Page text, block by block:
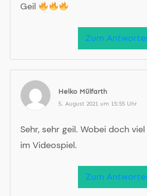
Geil
Zum
Heiko Mülfarth
5. August 2021 um 15:55 Uhr
Sehr, sehr geil. Wobei doch
im Videospiel.
Zum